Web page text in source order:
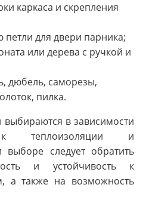
каркаса и скрепления
для двери парника;
или дерева с ручкой и
дюбель, саморезы,
пилка.
в зависимости
теплоизоляции и
выборе следует обратить
и устойчивость к
а также на возможность